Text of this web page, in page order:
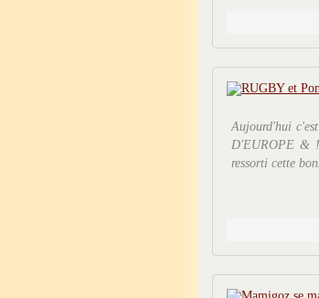
Aujourd'hui
D'EUROPE & !
ressorti cette